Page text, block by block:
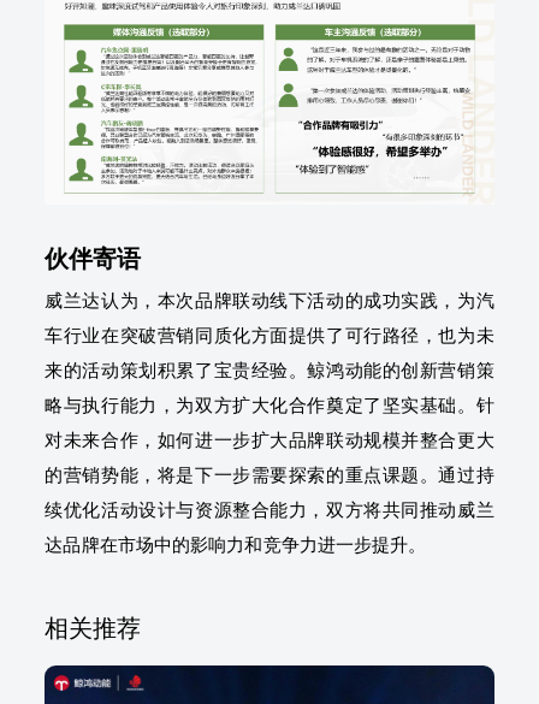
伙伴寄语
威兰达认为，本次品牌联动线下活动的成功实践，为汽
车行业在突破营销同质化方面提供了可行路径，也为未
来的活动策划积累了宝贵经验。鲸鸿动能的创新营销策
略与执行能力，为双方扩大化合作奠定了坚实基础。针
对未来合作，如何进一步扩大品牌联动规模并整合更大
的营销势能，将是下一步需要探索的重点课题。通过持
续优化活动设计与资源整合能力，双方将共同推动威兰
达品牌在市场中的影响力和竞争力进一步提升。
相关推荐